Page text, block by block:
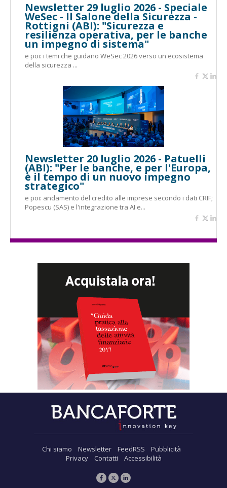
Newsletter 29 luglio 2026 - Speciale
WeSec - Il Salone della Sicurezza -
Rottigni (ABI): "Sicurezza e
resilienza operativa, per le banche
un impegno di sistema"
e poi: i temi che guidano WeSec 2026 verso un ecosistema
della sicurezza ...
Newsletter 20 luglio 2026 - Patuelli
(ABI): "Per le banche, e per l'Europa,
è il tempo di un nuovo impegno
strategico"
e poi: andamento del credito alle imprese secondo i dati CRIF;
Popescu (SAS) e l'integrazione tra AI e...
Chi siamo Newsletter FeedRSS
Pubblicità
Privacy
Contatti Accessibilità